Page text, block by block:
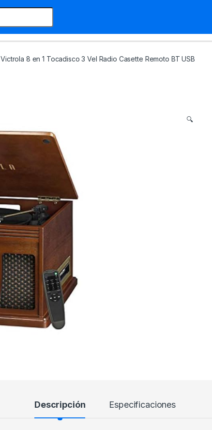
Victrola 8 en 1 Tocadisco 3 Vel Radio Casette Remoto BT USB
🔍
Descripción Especificaciones